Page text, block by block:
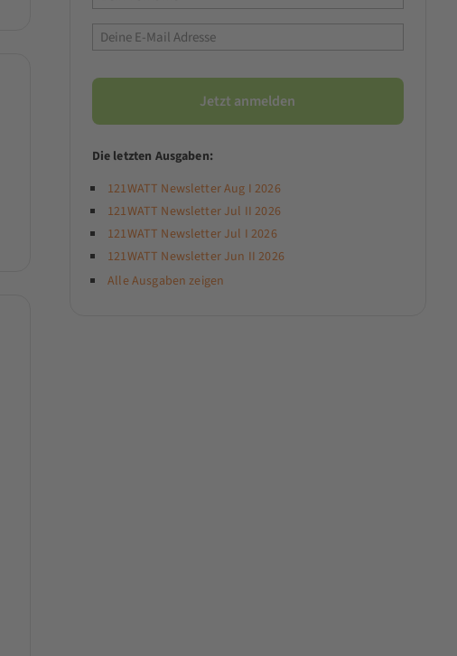
Die letzten Ausgaben:
121WATT Newsletter Aug I 2026
121WATT Newsletter Jul II 2026
121WATT Newsletter Jul I 2026
121WATT Newsletter Jun II 2026
Alle Ausgaben zeigen